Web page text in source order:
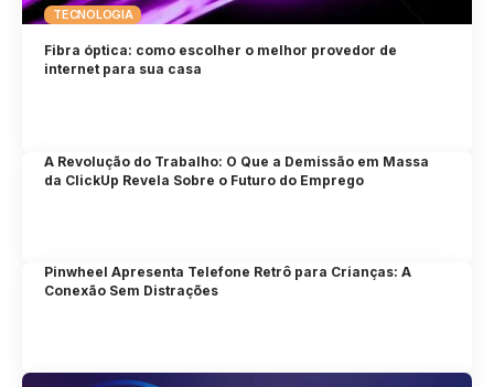
TECNOLOGIA
Fibra óptica: como escolher o melhor provedor de
internet para sua casa
A Revolução do Trabalho: O Que a Demissão em Massa
da ClickUp Revela Sobre o Futuro do Emprego
Pinwheel Apresenta Telefone Retrô para Crianças: A
Conexão Sem Distrações